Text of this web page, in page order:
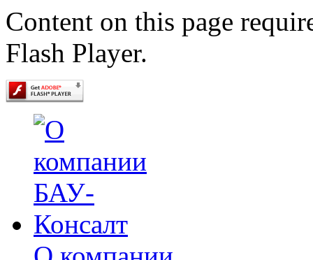
Content on this page
Flash Player.